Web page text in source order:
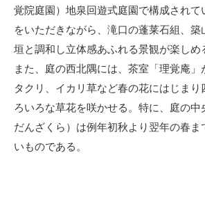
覚院庭園）地泉回遊式庭園で構成されて
をいただきながら、滝口の蓬莱石組、
垣と調和し立体感あふれる景観が楽しめ
また、庭の西北隅には、茶室「理覚庵」
タクリ、イカリ草など春の花にはじまり
ろいろな草花を咲かせる。特に、庭の中
だんざくら）は例年初秋より翌年の春ま
いものである。